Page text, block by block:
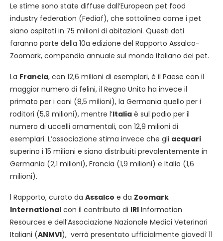
Le stime sono state diffuse dall’European pet food
industry federation (Fediaf), che sottolinea come i pet
siano ospitati in 75 milioni di abitazioni. Questi dati
faranno parte della 10a edizione del Rapporto Assalco-
Zoomark, compendio annuale sul mondo italiano dei pet.
La Francia, con 12,6 milioni di esemplari, è il Paese con il
maggior numero di felini, il Regno Unito ha invece il
primato per i cani (8,5 milioni), la Germania quello per i
roditori (5,9 milioni), mentre l’Italia è sul podio per il
numero di uccelli ornamentali, con 12,9 milioni di
esemplari. L’associazione stima invece che gli acquari
superino i 15 milioni e siano distribuiti prevalentemente in
Germania (2,1 milioni), Francia (1,9 milioni) e Italia (1,6
milioni).
l Rapporto, curato da Assalco e da Zoomark
International con il contributo di IRI Information
Resources e dell’Associazione Nazionale Medici Veterinari
Italiani (ANMVI), verrà presentato ufficialmente giovedì 11